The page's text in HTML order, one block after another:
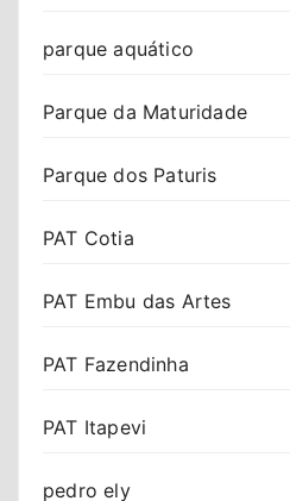
parque aquático
Parque da Maturidade
Parque dos Paturis
PAT Cotia
PAT Embu das Artes
PAT Fazendinha
PAT Itapevi
pedro ely